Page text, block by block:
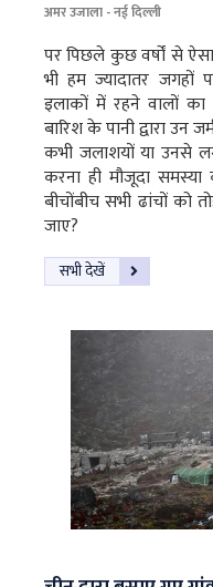
अमर उजाला - नई दिल्ली
पर पिछले कुछ वर्षों से ऐसा
भी हम ज्यादातर
इलाकों में रहने वालों
बारिश के पानी द्वारा उन
कभी जलाशयों या उनसे
करना ही मौजूदा
बीचोंबीच सभी ढांचों को
जाए?
सभी देखें